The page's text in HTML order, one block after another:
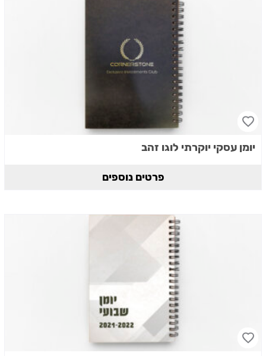
יומן עסקי יוקרתי לוגו זהב
פרטים נוספים